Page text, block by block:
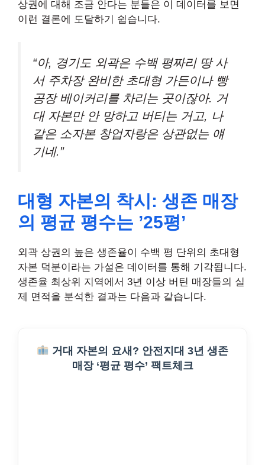
상권에 대해 조금 안다는 분들은 이 데이터를 보면
이런 결론에 도달하기 쉽습니다.
“아, 경기도 외곽은 수백 평짜리 땅 사
서 주차장 완비한 초대형 가든이나 빵
공장 베이커리를 차리는 곳이잖아. 거
대 자본만 안 망하고 버티는 거고, 나
같은 소자본 창업자랑은 상관없는 얘
기네.”
대형 자본의 착시: 생존 매장
의 평균 평수는 ’25평’
외곽 상권의 높은 생존율이 수백 평 단위의 초대형
자본 덕분이라는 가설은 데이터를 통해 기각됩니다.
생존율 최상위 지역에서 3년 이상 버틴 매장들의 실
제 면적을 분석한 결과는 다음과 같습니다.
거대 자본의 요새? 안전지대 3년 생존
매장 ‘평균 평수’ 팩트체크